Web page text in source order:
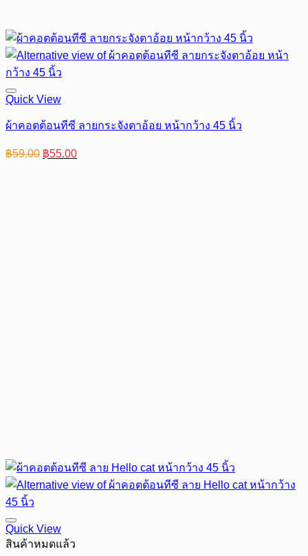
Quick View
ผ้าคอตต้อนทีซี ลายกระจังตาอ้อย หน้ากว้าง 45 นิ้ว
฿59.00 Original
price
฿55.00Current
price
Quick View
สินค้าหมดแล้ว